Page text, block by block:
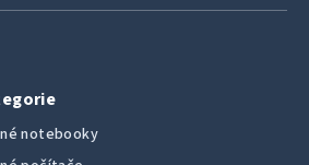
notebooky